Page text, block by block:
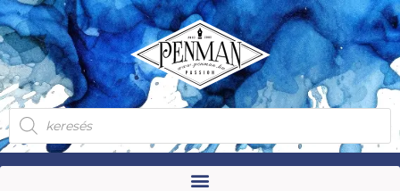
Skip
to
content
Products
search